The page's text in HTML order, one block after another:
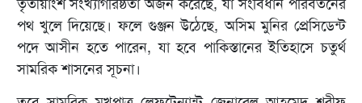
তৃতীয়াংশ সংখ্যাগরিষ্ঠতা অর্জন করেছে, যা সংবিধান পরিবর্তনের
পথ খুলে দিয়েছে। ফলে গুঞ্জন উঠেছে, অসিম মুনির প্রেসিডেন্ট
পদে আসীন হতে পারেন, যা হবে পাকিস্তানের ইতিহাসে চতুর্থ
সামরিক শাসনের সূচনা।